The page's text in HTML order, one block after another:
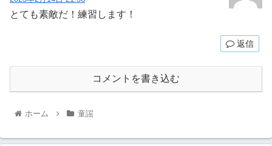
とても素敵だ！練習します！
返信
コメントを書き込む
ホーム 童謡